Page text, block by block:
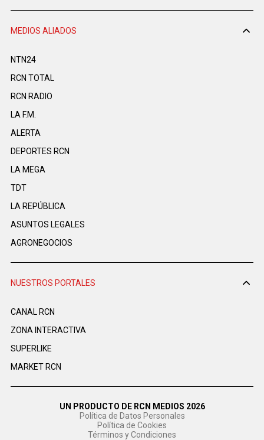
MEDIOS ALIADOS
NTN24
RCN TOTAL
RCN RADIO
LA F.M.
ALERTA
DEPORTES RCN
LA MEGA
TDT
LA REPÚBLICA
ASUNTOS LEGALES
AGRONEGOCIOS
NUESTROS PORTALES
CANAL RCN
ZONA INTERACTIVA
SUPERLIKE
MARKET RCN
UN PRODUCTO DE RCN MEDIOS 2026
Política de Datos Personales
Política de Cookies
Términos y Condiciones